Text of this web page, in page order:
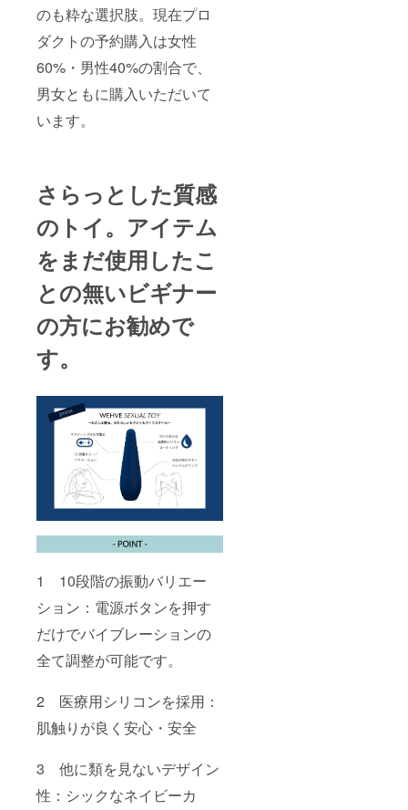
のも粋な選択肢。現在プロ
ダクトの予約購入は女性
60%・男性40%の割合で、
男女ともに購入いただいて
います。
さらっとした質感
のトイ。アイテム
をまだ使用したこ
との無いビギナー
の方にお勧めで
す。
1 10段階の振動バリエー
ション：電源ボタンを押す
だけでバイブレーションの
全て調整が可能です。
2 医療用シリコンを採用：
肌触りが良く安心・安全
3 他に類を見ないデザイン
性：シックなネイビーカ